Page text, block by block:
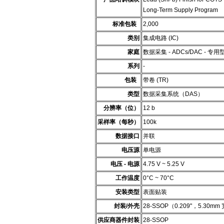
Long-Term Supply Program
标准包装
2,000
类别
集成电路 (IC)
家庭 数据采集 - ADCs/DAC - 专用
系列
-
包装
带卷 (TR)
类型 数据采集系统（DAS）
分辨率（位）
12 b
采样率（每秒）
100k
数据接口
并联
电压源 单电源
电压 - 电源 4.75 V ~ 5.25 V
工作温度 0°C ~ 70°C
安装类型 表面贴装
封装/外壳 28-SSOP（0.209"，5.30mm
供应商器件封装 28-SSOP